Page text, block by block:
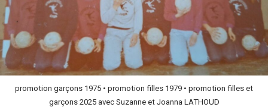
promotion garçons 1975 • promotion filles 1979 • promotion filles et
garçons 2025 avec Suzanne et Joanna LATHOUD